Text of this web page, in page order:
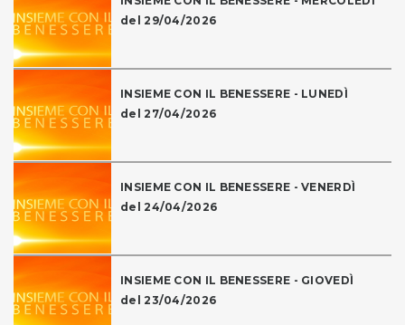
del 29/04/2026
INSIEME CON IL BENESSERE - LUNEDÌ
del 27/04/2026
INSIEME CON IL BENESSERE - VENERDÌ
del 24/04/2026
INSIEME CON IL BENESSERE - GIOVEDÌ
del 23/04/2026